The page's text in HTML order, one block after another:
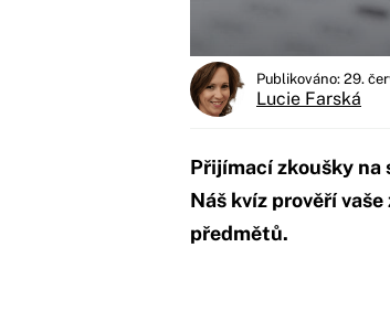
Publikováno: 29.
Lucie Farská
Přijímací zkoušky
Náš kvíz prověří
předmětů.